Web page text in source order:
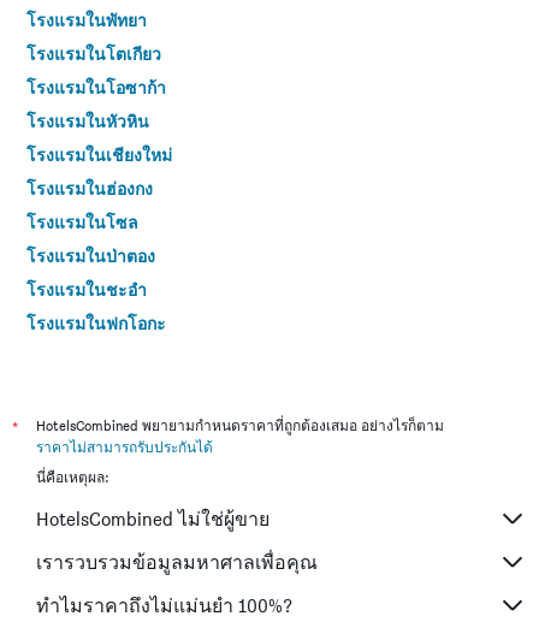
โรงแรมในพัทยา
โรงแรมในโตเกียว
โรงแรมในโอซาก้า
โรงแรมในหัวหิน
โรงแรมในเชียงใหม่
โรงแรมในฮ่องกง
โรงแรมในโซล
โรงแรมในป่าตอง
โรงแรมในชะอำ
โรงแรมในฟุกุโอกะ
โรงแรมในเซี่ยงไฮ้
โรงแรมในเกาะช้าง (ตราด)
โรงแรมในเกาะสมุย
โรงแรมในไทเป
โรงแรมในหาดใหญ่
โรงแรมในชลบุรี
*
HotelsCombined พยายามกำหนดราคาที่ถูกต้องเสมอ อย่างไรก็ตาม
ราคาไม่สามารถรับประกันได้
นี่คือเหตุผล:
HotelsCombined ไม่ใช่ผู้ขาย
เรารวบรวมข้อมูลมหาศาลเพื่อคุณ
ทำไมราคาถึงไม่แม่นยำ 100%?